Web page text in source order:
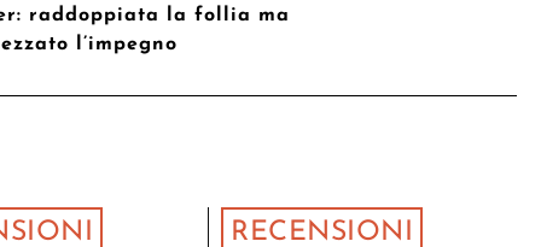
raddoppiata la follia ma
l’impegno
RECENSIONI